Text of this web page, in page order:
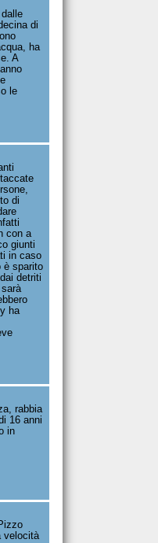
di
ha
A
le
di
con a
giunti
in caso
è sparito
detriti
ha
rabbia
16 anni
in
velocità